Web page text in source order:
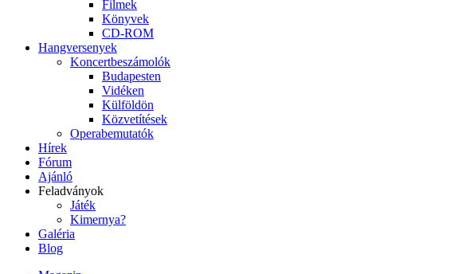
Filmek
Könyvek
CD-ROM
Hangversenyek
Koncertbeszámolók
Budapesten
Vidéken
Külföldön
Közvetítések
Operabemutatók
Hírek
Fórum
Ajánló
Feladványok
Játék
Kimernya?
Galéria
Blog